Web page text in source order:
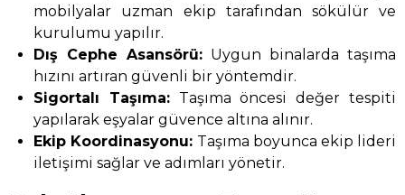
mobilyalar uzman ekip tarafından sökülür ve
kurulumu yapılır.
Dış Cephe Asansörü: Uygun binalarda taşıma
hızını artıran güvenli bir yöntemdir.
Sigortalı Taşıma:Taşıma öncesi değer tespiti
yapılarak eşyalar güvence altına alınır.
Ekip Koordinasyonu: Taşıma boyunca ekip lideri
iletişimi sağlar ve adımları yönetir.